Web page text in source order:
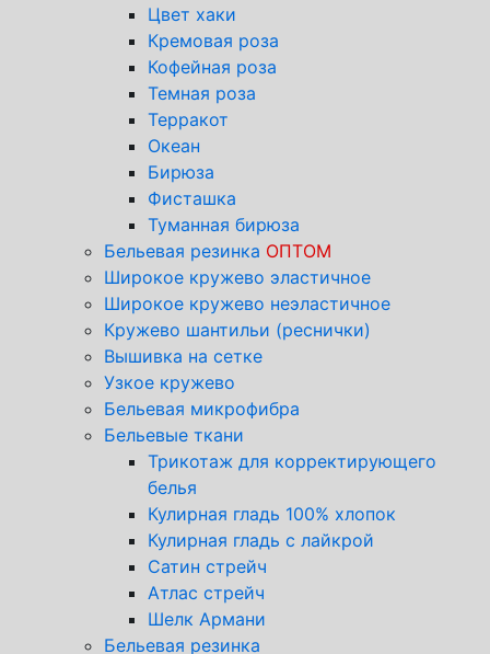
Цвет хаки
Кремовая роза
Кофейная роза
Темная роза
Терракот
Океан
Бирюза
Фисташка
Туманная бирюза
Бельевая резинка ОПТОМ
Широкое кружево эластичное
Широкое кружево неэластичное
Кружево шантильи (реснички)
Вышивка на сетке
Узкое кружево
Бельевая микрофибра
Бельевые ткани
Трикотаж для корректирующего
белья
Кулирная гладь 100% хлопок
Кулирная гладь с лайкрой
Сатин стрейч
Атлас стрейч
Шелк Армани
Бельевая резинка